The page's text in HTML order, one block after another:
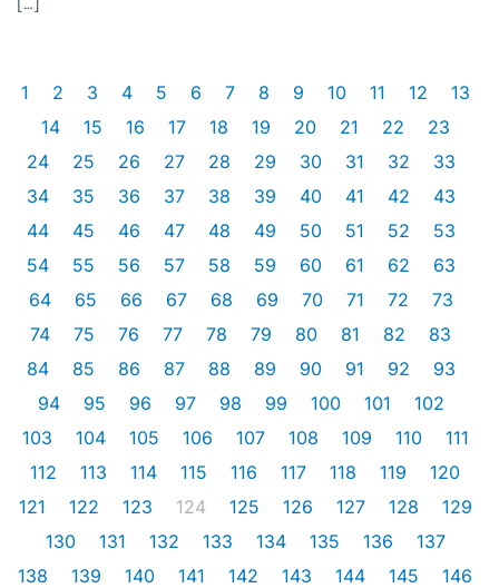
[…]
1 2 3 4 5 6 7 8 9 10 11 12
13
14
15 16 17 18 19 20 21 22
23
24
25 26 27 28 29 30 31 32
33
34
35 36 37 38 39 40 41 42
43
44
45 46 47 48 49 50 51 52
53
54
55 56 57 58 59 60 61 62
63
64
65 66 67 68 69 70 71 72
73
74
75 76 77 78 79 80 81 82
83
84
85 86 87 88 89 90 91 92
93
94
95 96 97 98 99 100 101
102
103
104 105 106 107 108 109 110
111
112
113 114 115 116 117 118 119
120
121
122 123 124 125 126 127 128
129
130
131 132 133 134 135 136
137
138
139 140 141 142 143 144 145
146